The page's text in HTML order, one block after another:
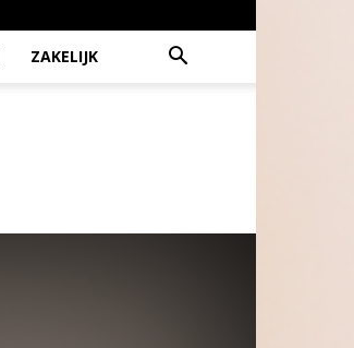
ZAKELIJK